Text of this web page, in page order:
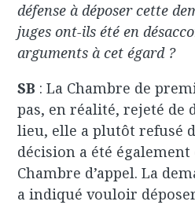
défense à déposer cette
juges ont-ils été en
arguments à cet égard ?
SB : La Chambre de
pas, en réalité, rejeté de
lieu, elle a plutôt refusé
décision a été
Chambre d’appel. La
a indiqué vouloir